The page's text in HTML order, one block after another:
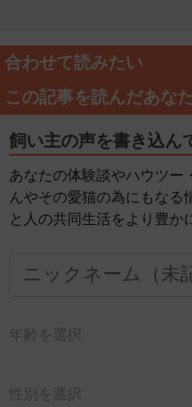
合わせて読みたい
この記事を読んだあな
飼い主の声を書き込ん
あなたの体験談やハウツー
んやその愛猫の為にもなる
と人の共同生活をより豊か
年齢を選択
性別を選択